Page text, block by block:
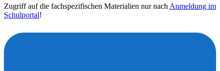
Zugriff auf die fachspezifischen Materialien nur nach Anmeldung im
Schulportal!